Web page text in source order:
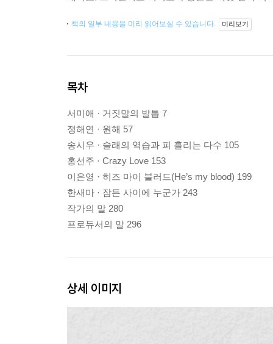
책의 일부 내용을 미리 읽어보실 수 있습니다. 미리보기
목차
서미애 · 거짓말의 발톱 7
정해연 · 원해 57
송시우 · 술래의 역습과 피 흘리는 다수 105
홍선주 · Crazy Love 153
이은영 · 히즈 마이 블러드(He’s my blood) 199
한새마 · 잠든 사이에 누군가 243
작가의 말 280
프로듀서의 말 296
상세 이미지